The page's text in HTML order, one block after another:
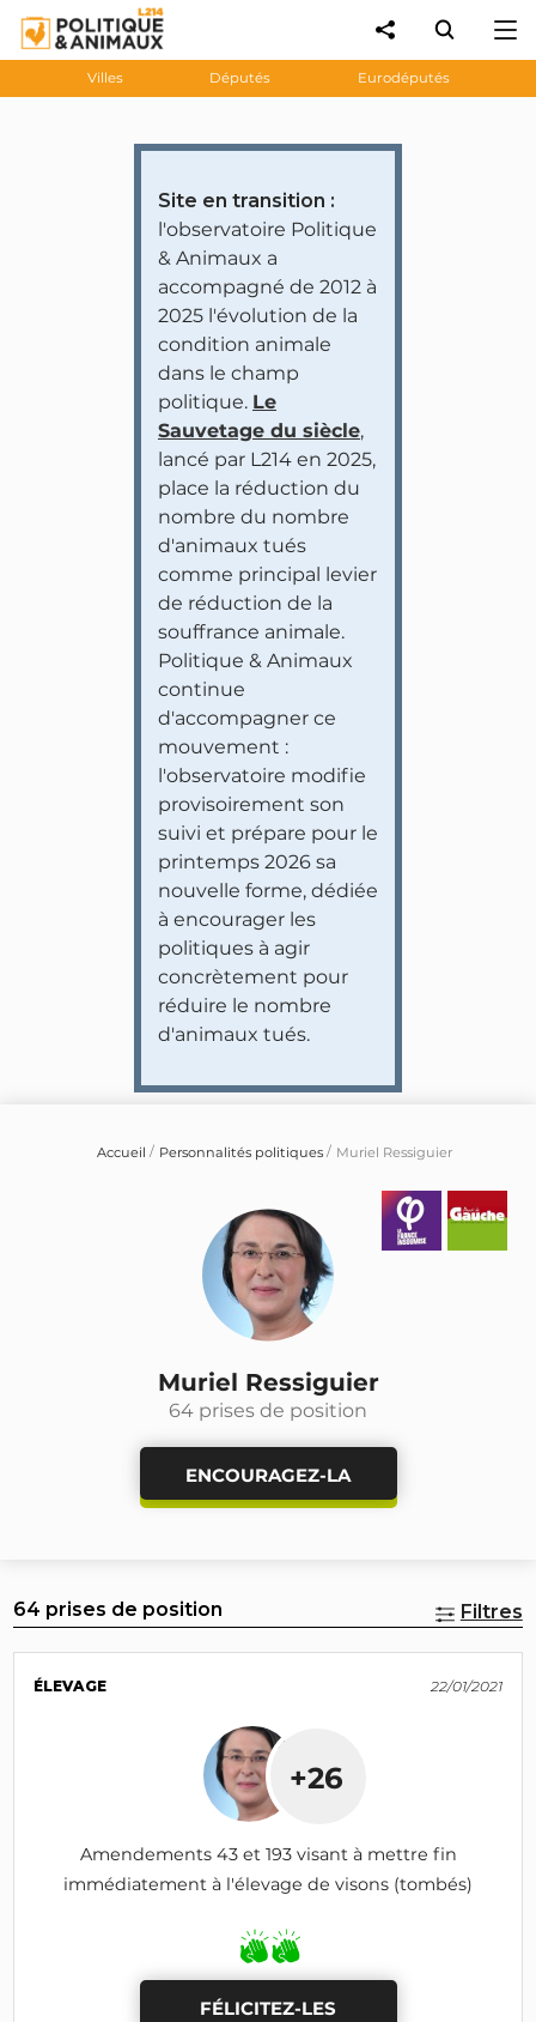
Villes Députés Eurodéputés
Site en transition :
l'observatoire Politique
& Animaux a
accompagné de 2012 à
2025 l'évolution de la
condition animale
dans le champ
politique. Le
Sauvetage du siècle,
lancé par L214 en 2025,
place la réduction du
nombre du nombre
d'animaux tués
comme principal levier
de réduction de la
souffrance animale.
Politique & Animaux
continue
d'accompagner ce
mouvement :
l'observatoire modifie
provisoirement son
suivi et prépare pour le
printemps 2026 sa
nouvelle forme, dédiée
à encourager les
politiques à agir
concrètement pour
réduire le nombre
d'animaux tués.
Accueil Personnalités politiques Muriel Ressiguier
Muriel Ressiguier
64 prises de position
ENCOURAGEZ-LA
64 prises de position Filtres
ÉLEVAGE 22/01/2021
+26
Amendements 43 et 193 visant à mettre fin
immédiatement à l'élevage de visons (tombés)
FÉLICITEZ-LES